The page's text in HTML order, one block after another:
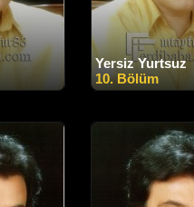
Yersiz Yurtsuz
10. Bölüm